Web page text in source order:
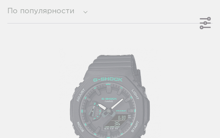
По популярности
G-SHOCK ЖЕНСКИЕ
GMA-S2100GA-1A
i